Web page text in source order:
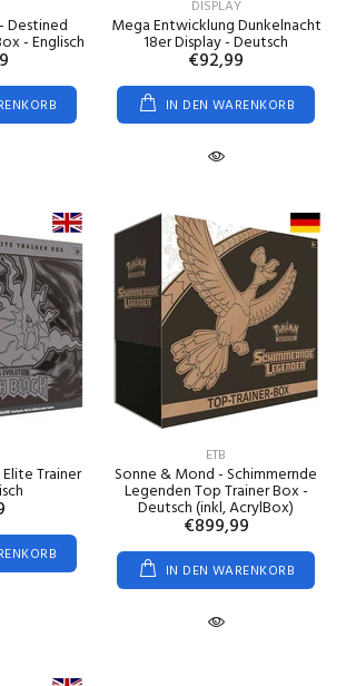
Destined
- Englisch
DISPLAY
Mega Entwicklung Dunkelnacht
18er Display - Deutsch
€92,99
IN DEN WARENKORB
Trainer
ETB
Sonne & Mond - Schimmernde
Legenden Top Trainer Box -
Deutsch (inkl, AcrylBox)
€899,99
IN DEN WARENKORB